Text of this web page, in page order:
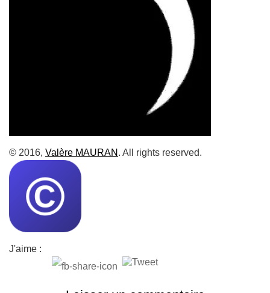
© 2016, Valère MAURAN . All rights reserved.
J'aime :